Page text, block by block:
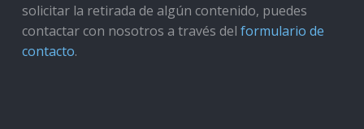
solicitar la retirada de algún contenido, puedes
contactar con nosotros a través del formulario de
contacto.